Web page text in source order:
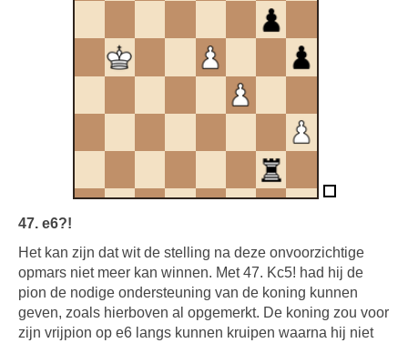
47. e6?!
Het kan zijn dat wit de stelling na deze onvoorzichtige
opmars niet meer kan winnen. Met 47. Kc5! had hij de
pion de nodige ondersteuning van de koning kunnen
geven, zoals hierboven al opgemerkt. De koning zou voor
zijn vrijpion op e6 langs kunnen kruipen waarna hij niet